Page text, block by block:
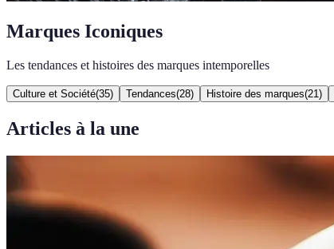
Marques Iconiques
Les tendances et histoires des marques intemporelles
Culture et Société(35) Tendances(28) Histoire des marques(21 )
Articles à la une